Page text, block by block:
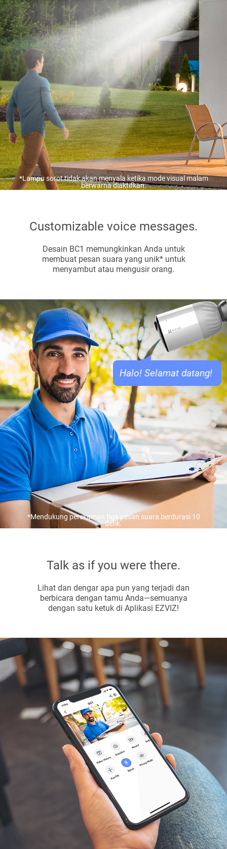
*Lampu sorot tidak akan menyala ketika mode visual malam
berwarna diaktifkan.
Customizable voice messages.
Desain BC1 memungkinkan Anda untuk
membuat pesan suara yang unik* untuk
menyambut atau mengusir orang.
Halo! Selamat datang!
*Mendukung perekaman tiga pesan suara berdurasi 10
detik.
Talk as if you were there.
Lihat dan dengar apa pun yang terjadi dan
berbicara dengan tamu Anda—semuanya
dengan satu ketuk di Aplikasi EZVIZ!